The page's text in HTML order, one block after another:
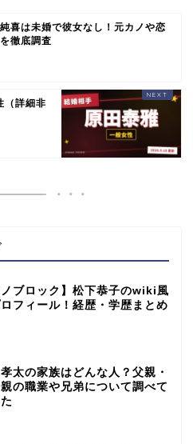
喜は未婚で彼女なし！元カノや恋
徹底調査
（詳細非
ノブロック】松下恭子のwiki風
フィール！経歴・学歴まとめ
太の家族はどんな人？父親・
の職業や兄弟について調べて